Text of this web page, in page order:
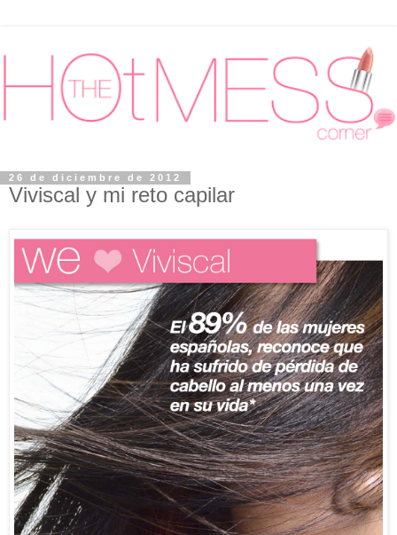
26 de diciembre de 2012
Viviscal y mi reto capilar